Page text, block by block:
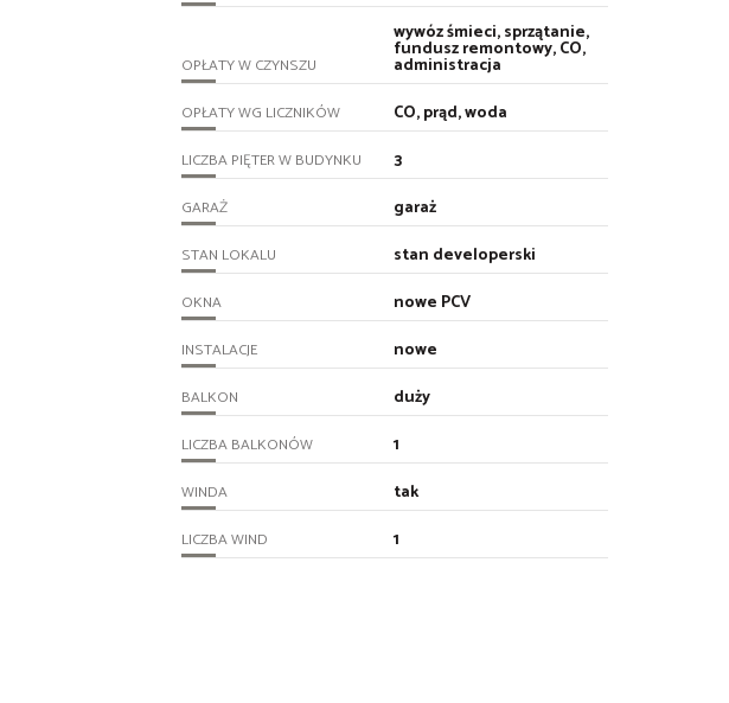
OPŁATY W CZYNSZU
wywóz śmieci, sprzątanie,
fundusz remontowy, CO,
administracja
OPŁATY WG LICZNIKÓW CO, prąd, woda
LICZBA PIĘTER W BUDYNKU 3
GARAŻ garaż
STAN LOKALU stan developerski
OKNA nowe PCV
INSTALACJE nowe
BALKON duży
LICZBA BALKONÓW 1
WINDA tak
LICZBA WIND 1